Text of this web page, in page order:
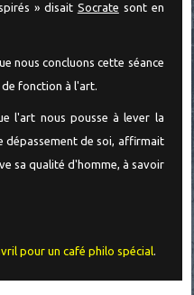
» disait Socrate sont en
nous concluons cette séance
fonction à l'art.
l'art nous pousse à lever la
dépassement de soi, affirmait
sa qualité d'homme, à savoir
pour un café philo spécial.